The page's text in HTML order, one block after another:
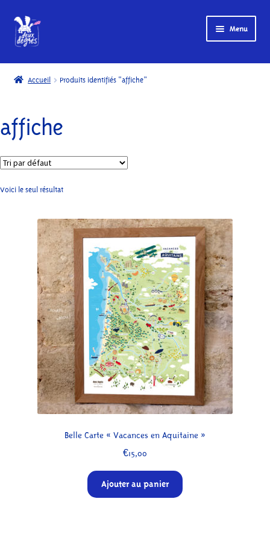
Menu
Accueil
My account
Page d’exemple
Paiement
Conditions d’utilisation
À propos
Accueil Produits identifiés “affiche”
affiche
Voici le seul résultat
Belle Carte « Vacances en Aquitaine »
€15,00
Ajouter au panier